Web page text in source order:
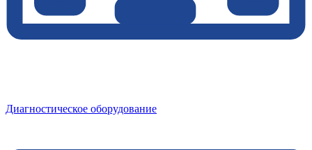
Диагностическое оборудование